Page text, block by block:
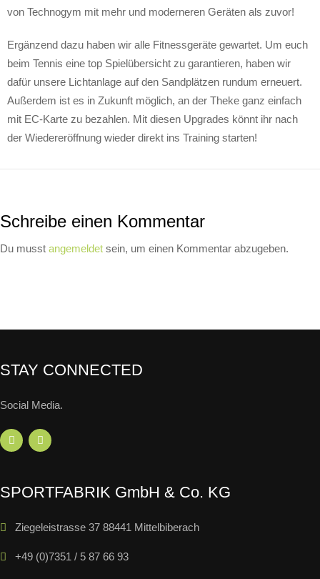
von Technogym mit mehr und moderneren Geräten als zuvor!
Ergänzend dazu haben wir alle Fitnessgeräte gewartet. Um euch
beim Tennis eine top Spielübersicht zu garantieren, haben wir
dafür unsere Lichtanlage auf den Sandplätzen rundum erneuert.
Außerdem ist es in Zukunft möglich, an der Theke ganz einfach
mit EC-Karte zu bezahlen. Mit diesen Upgrades könnt ihr nach
der Wiedereröffnung wieder direkt ins Training starten!
Schreibe einen Kommentar
Du musst angemeldet sein, um einen Kommentar abzugeben.
STAY CONNECTED
Social Media.
SPORTFABRIK GmbH & Co. KG
Ziegeleistrasse 37 88441 Mittelbiberach
+49 (0)7351 / 5 87 66 93